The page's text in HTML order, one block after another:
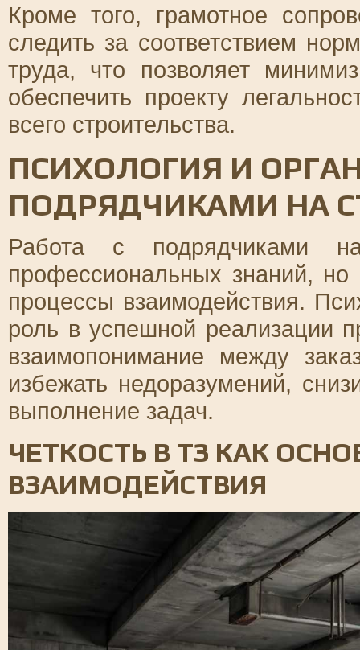
Кроме того, грамотное
следить за соответствием
труда, что позволяет
обеспечить проекту
всего строительства.
ПСИХОЛОГИЯ И
ПОДРЯДЧИКАМИ НА
Работа с подрядчиками
профессиональных знаний, но
процессы взаимодействия.
роль в успешной реализации
взаимопонимание между
избежать недоразумений,
выполнение задач.
ЧЕТКОСТЬ В ТЗ КАК
ВЗАИМОДЕЙСТВИЯ